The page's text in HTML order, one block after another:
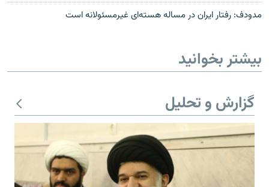
مدودف: رفتار ایران در مساله هسته‌ای غیرمسئولانه است
بیشتر بخوانید
گزارش و تحلیل